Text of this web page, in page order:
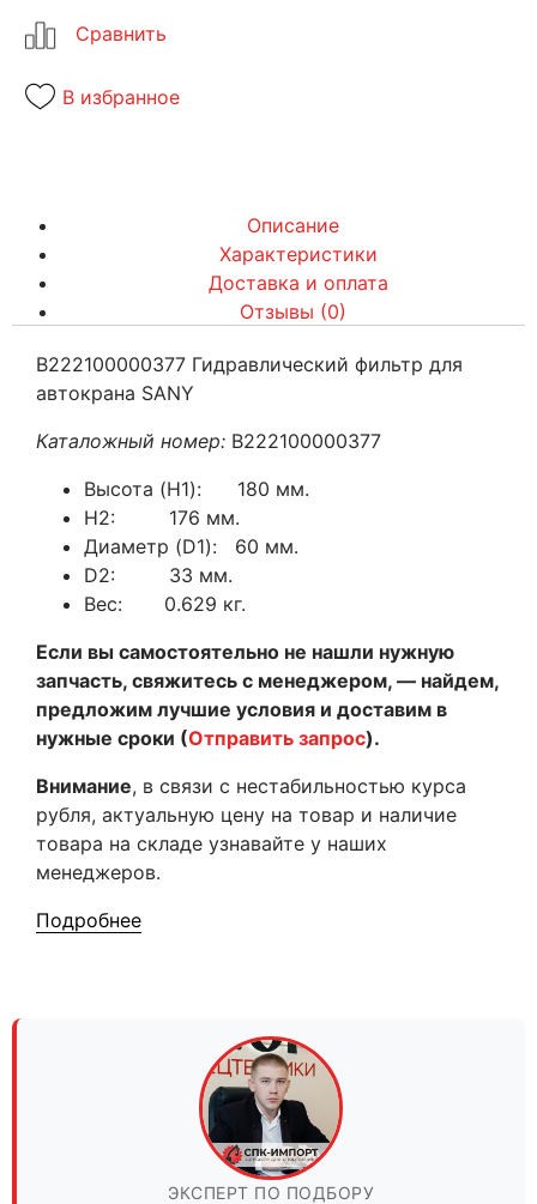
В избранное
Описание
Характеристики
Доставка и оплата
Отзывы (0)
B222100000377 Гидравлический фильтр для
автокрана SANY
Каталожный номер: B222100000377
Высота (H1): 180 мм.
H2: 176 мм.
Диаметр (D1): 60 мм.
D2: 33 мм.
Вес: 0.629 кг.
Если вы самостоятельно не нашли нужную
запчасть, свяжитесь с менеджером, — найдем,
предложим лучшие условия и доставим в
нужные сроки (Отправить запрос).
Внимание, в связи с нестабильностью курса
рубля, актуальную цену на товар и наличие
товара на складе узнавайте у наших
менеджеров.
Подробнее
ЭКСПЕРТ ПО ПОДБОРУ